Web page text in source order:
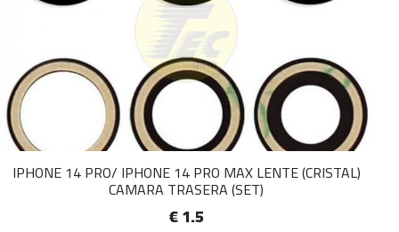
IPHONE 14 PRO/ IPHONE 14 PRO MAX LENTE (CRISTAL)
CAMARA TRASERA (SET)
€ 1.5